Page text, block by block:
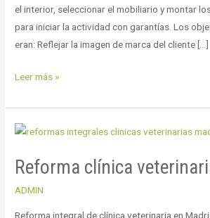
el interior, seleccionar el mobiliario y montar
para iniciar la actividad con garantías. Los
eran: Reflejar la imagen de marca del cliente […]
Leer más »
Reforma clínica
ADMIN
Reforma integral de clínica veterinaria en
Reforma
veterinaria